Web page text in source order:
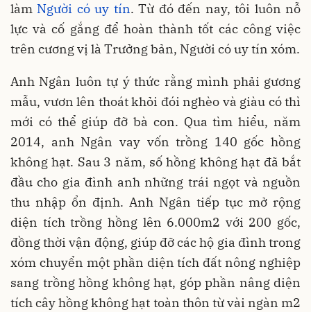
làm Người có uy tín. Từ đó đến nay, tôi luôn nỗ
lực và cố gắng để hoàn thành tốt các công việc
trên cương vị là Trưởng bản, Người có uy tín xóm.
Anh Ngân luôn tự ý thức rằng mình phải gương
mẫu, vươn lên thoát khỏi đói nghèo và giàu có thì
mới có thể giúp đỡ bà con. Qua tìm hiểu, năm
2014, anh Ngân vay vốn trồng 140 gốc hồng
không hạt. Sau 3 năm, số hồng không hạt đã bắt
đầu cho gia đình anh những trái ngọt và nguồn
thu nhập ổn định. Anh Ngân tiếp tục mở rộng
diện tích trồng hồng lên 6.000m2 với 200 gốc,
đồng thời vận động, giúp đỡ các hộ gia đình trong
xóm chuyển một phần diện tích đất nông nghiệp
sang trồng hồng không hạt, góp phần nâng diện
tích cây hồng không hạt toàn thôn từ vài ngàn m2